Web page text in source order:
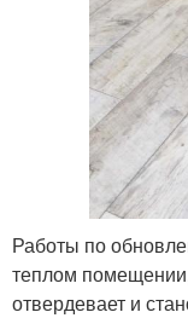
Работы по
теплом
отвердевает и